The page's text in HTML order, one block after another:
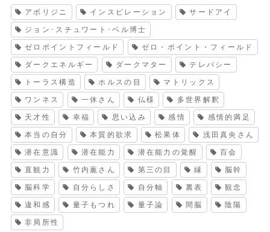
アボリジニ インスピレーション サードアイ
ジョン･スチュワート･ベル博士
ゼロポイントフィールド ゼロ・ポイント・フィールド
ダークエネルギー ダークマター テレパシー
トーラス構造 ホルスの目 マトリックス
ワンネス 一休さん 仏様 多世界解釈
天才性 幸福 思い込み 感情 感情的満足
本当の自分 本質的欲求 松果体 浅田真央さん
潜在意識 潜在能力 潜在能力の覚醒 百会
直観力 竹内薫さん 第三の目 縁 脳幹
脳科学 自分らしさ 自分軸 裏表 観念
違和感 量子もつれ 量子論 間脳 陰陽
非局所性